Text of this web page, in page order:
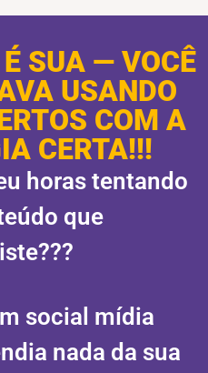
SUA — VOCÊ
USANDO
COM A
CERTA!!!
horas tentando
que
social mídia
nada da sua